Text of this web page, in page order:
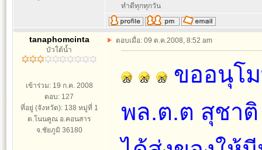
ทำดีทุกทุกวัน
tanaphomcinta
บัวใต้น้ำ
เข้าร่วม: 19 ก.ค. 2008
ตอบ: 127
ที่อยู่ (จังหวัด): 138 หมู่ที่ 1
ต.โนนคูณ อ.คอนสาร
จ.ชัยภูมิ 36180
ตอบเมื่อ: 09 ต.ค.2008, 8:52 am
ขออนุโ
พล.ต.ต สุชาติ